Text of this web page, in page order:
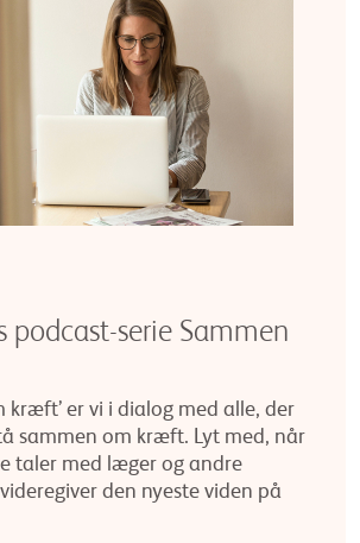
podcast-serie Sammen
kræft’ er vi i dialog med alle, der
sammen om kræft. Lyt med, når
taler med læger og andre
den nyeste viden på